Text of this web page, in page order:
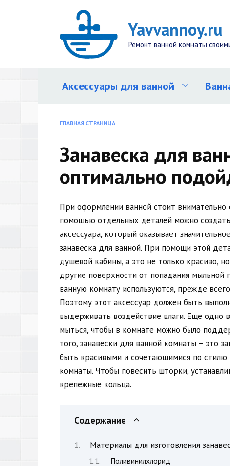
Yavvannoy.ru
Ремонт ванной комнаты
Аксессуары для ванной
ГЛАВНАЯ СТРАНИЦА
Занавеска для
оптимально
При оформлении ванной стоит внимательно
помощью отдельных деталей можно
аксессуара, который оказывает
занавеска для ванной. При помощи этой
душевой кабины, а это не только красиво,
другие поверхности от попадания мыльной
ванную комнату используются, прежде
Поэтому этот аксессуар должен быть
выдерживать воздействие влаги. Еще одно
мыться, чтобы в комнате можно было
того, занавески для ванной комнаты – это
быть красивыми и сочетающимися по стилю
комнаты. Чтобы повесить шторки,
крепежные кольца.
Содержание
Материалы для изготовления
Поливинилхлорид